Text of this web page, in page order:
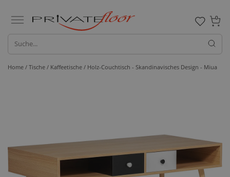
0
Home / Tische / Kaffeetische / Holz-Couchtisch - Skandinavisches Design - Miua